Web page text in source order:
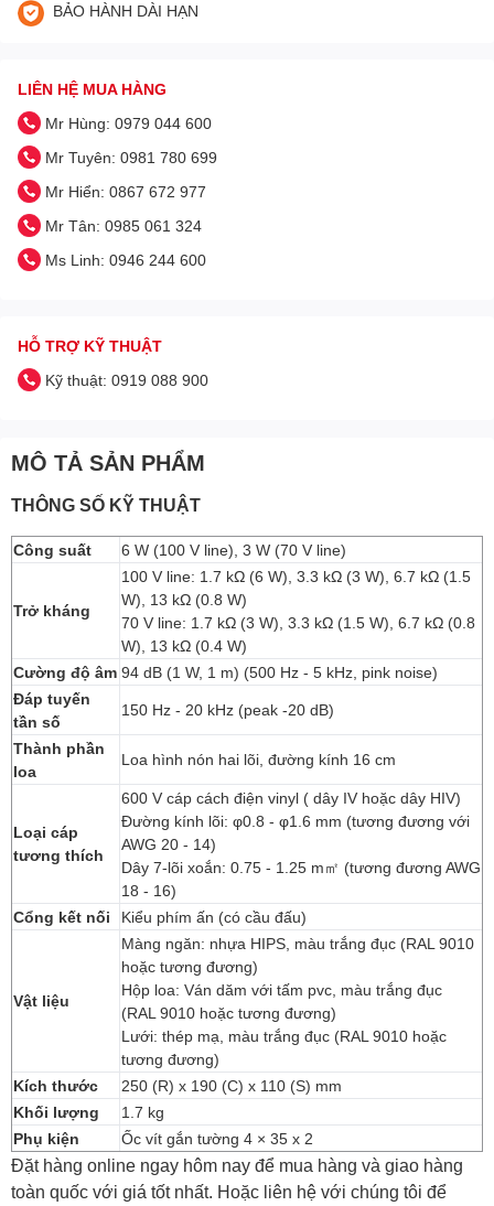
BẢO HÀNH DÀI HẠN
LIÊN HỆ MUA HÀNG
Mr Hùng: 0979 044 600
Mr Tuyên: 0981 780 699
Mr Hiển: 0867 672 977
Mr Tân: 0985 061 324
Ms Linh: 0946 244 600
HỖ TRỢ KỸ THUẬT
Kỹ thuật: 0919 088 900
MÔ TẢ SẢN PHẨM
THÔNG SỐ KỸ THUẬT
Công suất 6 W (100 V line), 3 W (70 V line)
Trở kháng
100 V line: 1.7 kΩ (6 W), 3.3 kΩ (3 W), 6.7 kΩ (1.5
W), 13 kΩ (0.8 W)
70 V line: 1.7 kΩ (3 W), 3.3 kΩ (1.5 W), 6.7 kΩ (0.8
W), 13 kΩ (0.4 W)
Cường độ âm 94 dB (1 W, 1 m) (500 Hz - 5 kHz, pink noise)
Đáp tuyến
tần số
150 Hz - 20 kHz (peak -20 dB)
Thành phần
loa
Loa hình nón hai lõi, đường kính 16 cm
Loại cáp
tương thích
600 V cáp cách điện vinyl ( dây IV hoặc dây HIV)
Đường kính lõi: φ0.8 - φ1.6 mm (tương đương với
AWG 20 - 14)
Dây 7-lõi xoắn: 0.75 - 1.25 m㎡ (tương đương AWG
18 - 16)
Cổng kết nối
Kiểu phím ấn (có cầu đấu)
Vật liệu
Màng ngăn: nhựa HIPS, màu trắng đục (RAL 9010
hoặc tương đương)
Hộp loa: Ván dăm với tấm pvc, màu trắng đục
(RAL 9010 hoặc tương đương)
Lưới: thép mạ, màu trắng đục (RAL 9010 hoặc
tương đương)
Kích thước
250 (R) x 190 (C) x 110 (S) mm
Khối lượng
1.7 kg
Phụ kiện
Ốc vít gắn tường 4 × 35 x 2
Đặt hàng online ngay hôm nay để mua hàng và giao hàng
toàn quốc với giá tốt nhất. Hoặc liên hệ với chúng tôi để